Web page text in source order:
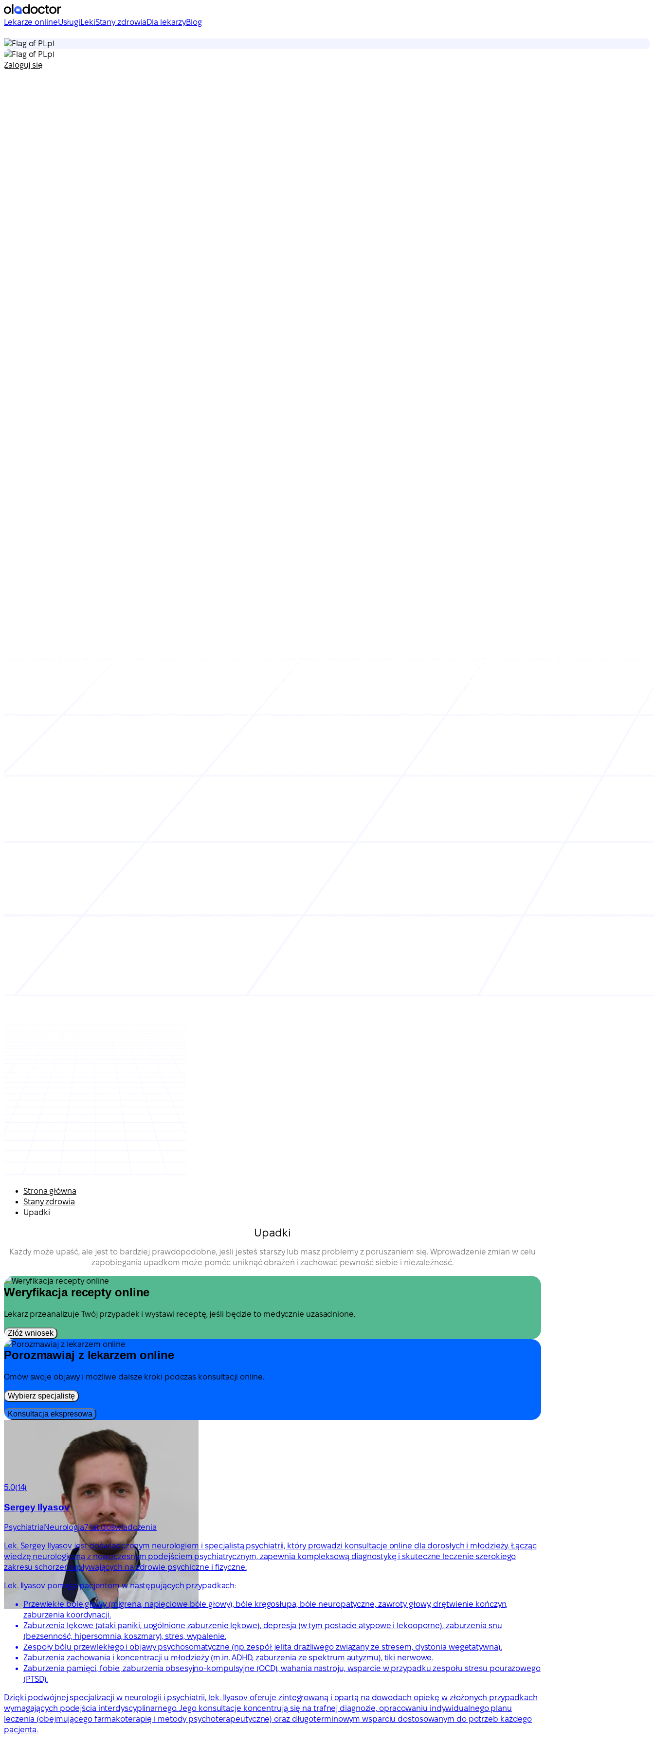
Lekarze onlineUsługi LekiStany zdrowiaDla lekarzyBlog
pl
pl
Zaloguj się
Strona główna
Stany zdrowia
Upadki
Upadki
Każdy może upaść, ale jest to bardziej prawdopodobne, jeśli jesteś starszy lub masz problemy z poruszaniem się. Wprowadzenie zmian w celu
zapobiegania upadkom może pomóc uniknąć obrażeń i zachować pewność siebie i niezależność.
Weryfikacja recepty online
Lekarz przeanalizuje Twój przypadek i wystawi receptę, jeśli będzie to medycznie uzasadnione.
Złóż wniosek
Porozmawiaj z lekarzem online
Omów swoje objawy i możliwe dalsze kroki podczas konsultacji online.
Wybierz specjalistę
Konsultacja ekspresowa
5.0(14)
Sergey Ilyasov
PsychiatriaNeurologia7 lat doświadczenia
Lek. Sergey Ilyasov jest doświadczonym neurologiem i specjalistą psychiatrii, który prowadzi konsultacje online dla dorosłych i młodzieży. Łącząc
wiedzę neurologiczną z nowoczesnym podejściem psychiatrycznym, zapewnia kompleksową diagnostykę i skuteczne leczenie szerokiego
zakresu schorzeń wpływających na zdrowie psychiczne i fizyczne.
Lek. Ilyasov pomaga pacjentom w następujących przypadkach:
Przewlekłe bóle głowy (migrena, napięciowe bóle głowy), bóle kręgosłupa, bóle neuropatyczne, zawroty głowy, drętwienie kończyn,
zaburzenia koordynacji.
Zaburzenia lękowe (ataki paniki, uogólnione zaburzenie lękowe), depresja (w tym postacie atypowe i lekooporne), zaburzenia snu
(bezsenność, hipersomnia, koszmary), stres, wypalenie.
Zespoły bólu przewlekłego i objawy psychosomatyczne (np. zespół jelita drażliwego związany ze stresem, dystonia wegetatywna).
Zaburzenia zachowania i koncentracji u młodzieży (m.in. ADHD, zaburzenia ze spektrum autyzmu), tiki nerwowe.
Zaburzenia pamięci, fobie, zaburzenia obsesyjno-kompulsyjne (OCD), wahania nastroju, wsparcie w przypadku zespołu stresu pourazowego
(PTSD).
Dzięki podwójnej specjalizacji w neurologii i psychiatrii, lek. Ilyasov oferuje zintegrowaną i opartą na dowodach opiekę w złożonych przypadkach
wymagających podejścia interdyscyplinarnego. Jego konsultacje koncentrują się na trafnej diagnozie, opracowaniu indywidualnego planu
leczenia (obejmującego farmakoterapię i metody psychoterapeutyczne) oraz długoterminowym wsparciu dostosowanym do potrzeb każdego
pacjenta.